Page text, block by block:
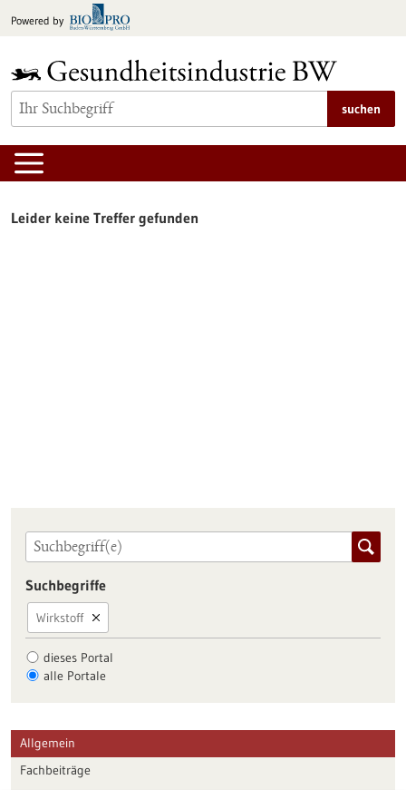
Inhalt
Powered by
suchen
Leider keine Treffer gefunden
Suchbegriffe
Wirkstoff
dieses Portal
alle Portale
Allgemein
Fachbeiträge